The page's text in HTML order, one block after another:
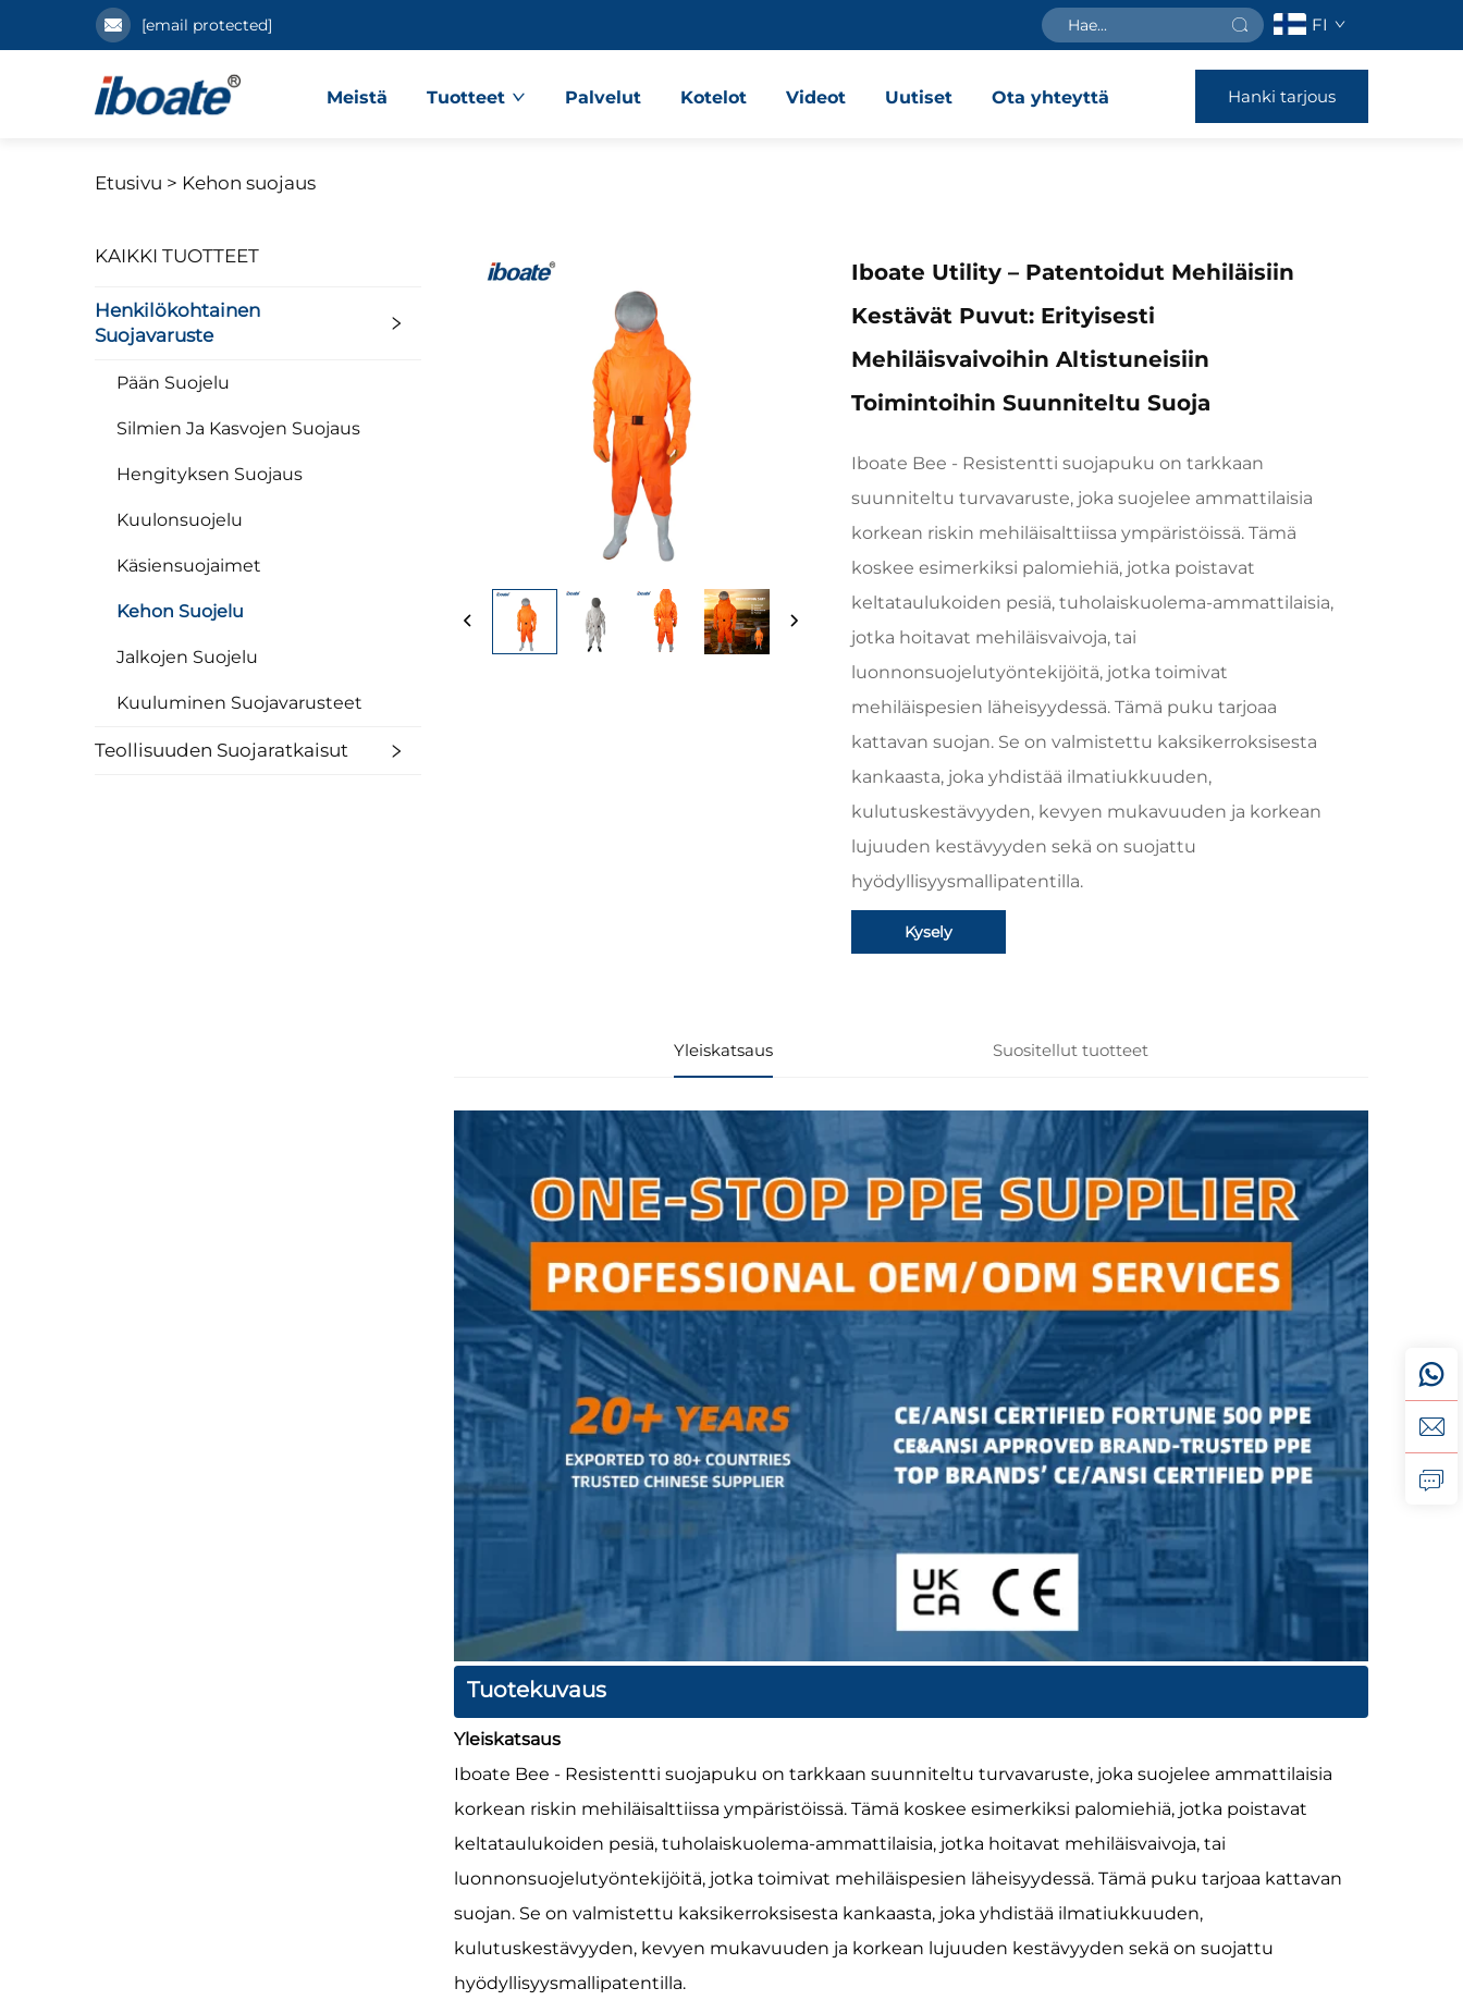
[email protected] FI
Meistä Tuotteet Palvelut Kotelot Videot Uutiset Ota yhteyttä Hanki tarjous
Etusivu > Kehon suojaus
KAIKKI TUOTTEET
Henkilökohtainen
Suojavaruste
Pään Suojelu
Silmien Ja Kasvojen Suojaus
Hengityksen Suojaus
Kuulonsuojelu
Käsiensuojaimet
Kehon Suojelu
Jalkojen Suojelu
Kuuluminen Suojavarusteet
Teollisuuden Suojaratkaisut
Iboate Utility – Patentoidut Mehiläisiin
Kestävät Puvut: Erityisesti
Mehiläisvaivoihin Altistuneisiin
Toimintoihin Suunniteltu Suoja
Iboate Bee - Resistentti suojapuku on tarkkaan
suunniteltu turvavaruste, joka suojelee ammattilaisia
korkean riskin mehiläisalttiissa ympäristöissä. Tämä
koskee esimerkiksi palomiehiä, jotka poistavat
keltataulukoiden pesiä, tuholaiskuolema-ammattilaisia,
jotka hoitavat mehiläisvaivoja, tai
luonnonsuojelutyöntekijöitä, jotka toimivat
mehiläispesien läheisyydessä. Tämä puku tarjoaa
kattavan suojan. Se on valmistettu kaksikerroksisesta
kankaasta, joka yhdistää ilmatiukkuuden,
kulutuskestävyyden, kevyen mukavuuden ja korkean
lujuuden kestävyyden sekä on suojattu
hyödyllisyysmallipatentilla.
Kysely
Yleiskatsaus Suositellut tuotteet
Tuotekuvaus
Yleiskatsaus
Iboate Bee - Resistentti suojapuku on tarkkaan suunniteltu turvavaruste, joka suojelee ammattilaisia
korkean riskin mehiläisalttiissa ympäristöissä. Tämä koskee esimerkiksi palomiehiä, jotka poistavat
keltataulukoiden pesiä, tuholaiskuolema-ammattilaisia, jotka hoitavat mehiläisvaivoja, tai
luonnonsuojelutyöntekijöitä, jotka toimivat mehiläispesien läheisyydessä. Tämä puku tarjoaa kattavan
suojan. Se on valmistettu kaksikerroksisesta kankaasta, joka yhdistää ilmatiukkuuden,
kulutuskestävyyden, kevyen mukavuuden ja korkean lujuuden kestävyyden sekä on suojattu
hyödyllisyysmallipatentilla.